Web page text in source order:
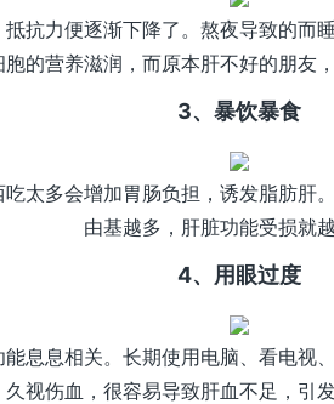
抗力便逐渐下降了。熬夜导致的
的营养滋润，而原本肝不好的朋友
3、暴饮暴食
太多会增加胃肠负担，诱发脂肪肝
由基越多，肝脏功能受损就越
4、用眼过度
息息相关。长期使用电脑、看电视
久视伤血，很容易导致肝血不足，引